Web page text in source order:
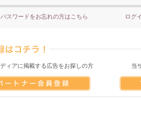
パスワードをお忘れの方はこちら ログ
ィアに掲載する広告をお探しの方 当